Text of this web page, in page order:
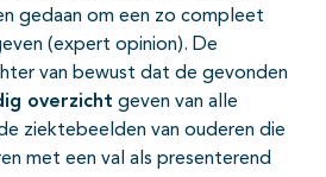
gedaan om een zo compleet
(expert opinion). De
van bewust dat de gevonden
overzicht geven van alle
ziektebeelden van ouderen die
met een val als presenterend